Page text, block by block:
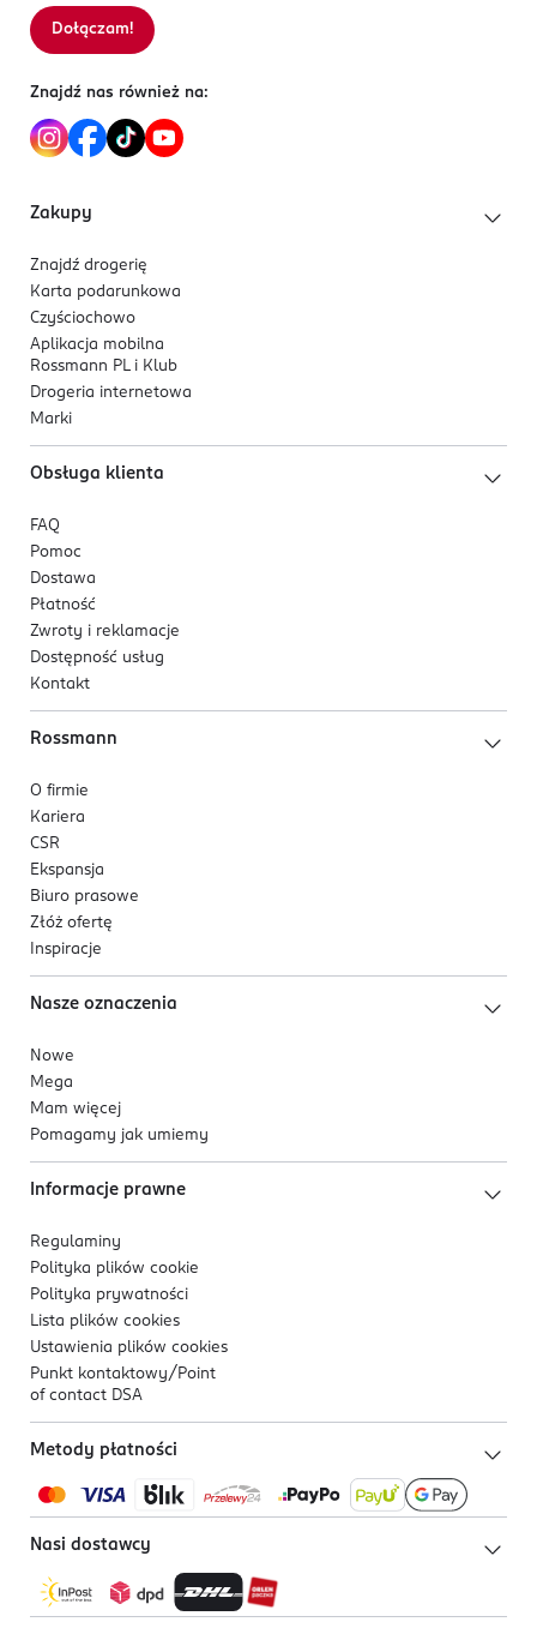
Dołączam!
Znajdź nas również na:
Zakupy
Znajdź drogerię
Karta podarunkowa
Czyściochowo
Aplikacja mobilna
Rossmann PL i Klub
Drogeria internetowa
Marki
Obsługa klienta
FAQ
Pomoc
Dostawa
Płatność
Zwroty i reklamacje
Dostępność usług
Kontakt
Rossmann
O firmie
Kariera
CSR
Ekspansja
Biuro prasowe
Złóż ofertę
Inspiracje
Nasze oznaczenia
Nowe
Mega
Mam więcej
Pomagamy jak umiemy
Informacje prawne
Regulaminy
Polityka plików cookie
Polityka prywatności
Lista plików cookies
Ustawienia plików cookies
Punkt kontaktowy/ Point
of contact DSA
Metody płatności
Nasi dostawcy